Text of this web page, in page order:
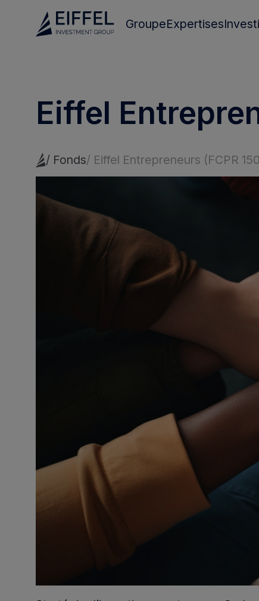
GroupeExpertises
Private Equity
Eiffel
/ Fonds/ Eiffel Entrepreneurs (FCPR